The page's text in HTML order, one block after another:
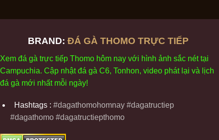
BRAND: ĐÁ GÀ THOMO TRỰC TIẾP
Xem đá gà trực tiếp Thomo hôm nay với hình ảnh sắc néttại
Campuchia. Cập nhậtđá gà C6, Tonhon, video phátl ại và ịch
đá gà mới nhất mỗi ngày!
Hashtags : #dagathomohomnay #dagatructiep
#dagathomo #dagatructiepthomo